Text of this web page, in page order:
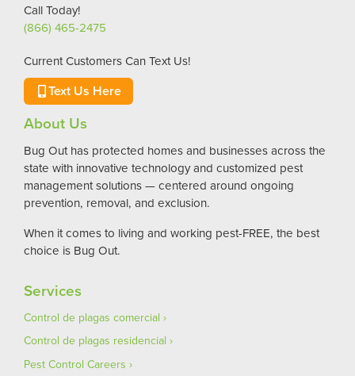
Call Today!
(866) 465-2475
Current Customers Can Text Us!
Text Us Here
About Us
Bug Out has protected homes and businesses across the
state with innovative technology and customized pest
management solutions — centered around ongoing
prevention, removal, and exclusion.
When it comes to living and working pest-FREE, the best
choice is Bug Out.
Services
Control de plagas comercial
Control de plagas residencial
Pest Control Careers